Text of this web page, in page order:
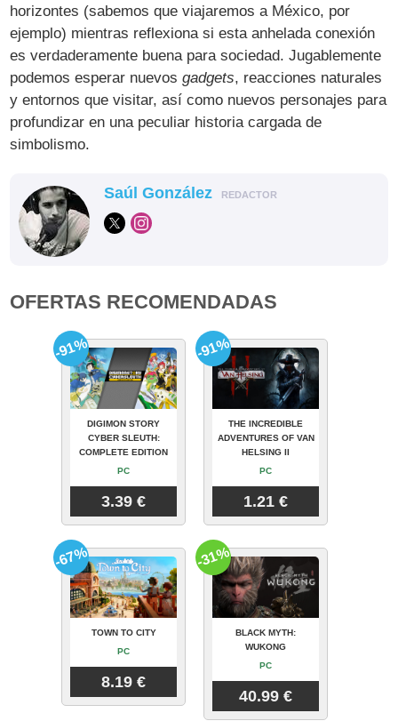
horizontes (sabemos que viajaremos a México, por
ejemplo) mientras reflexiona si esta anhelada conexión
es verdaderamente buena para sociedad. Jugablemente
podemos esperar nuevosgadgets, reacciones naturales
y entornos que visitar, así como nuevos personajes para
profundizar en una peculiar historia cargada de
simbolismo.
Saúl González REDACTOR
OFERTAS RECOMENDADAS
DIGIMON STORY
CYBER SLEUTH:
COMPLETE EDITION
PC
3.39 €
-91%
THE INCREDIBLE
ADVENTURES OF VAN
HELSING II
PC
1.21 €
-91%
TOWN TO CITY
PC
8.19 €
-67%
BLACK MYTH:
WUKONG
PC
40.99 €
-31%